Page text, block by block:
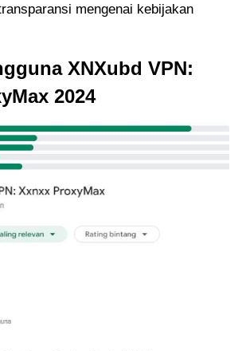
mengenai kebijakan
XNXubd VPN:
2024